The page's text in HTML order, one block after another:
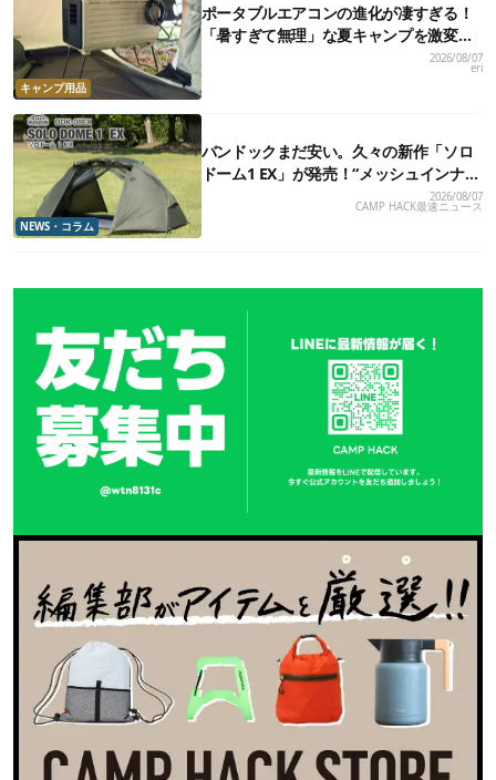
キャンプ用品
ポータブルエアコンの進化が凄すぎる！
「暑すぎて無理」な夏キャンプを激変さ
2026/08/07
eri
NEWS・コラム
バンドックまだ安い。久々の新作「ソロ
ドーム1 EX」が発売！“メッシュインナ
ー”だけでも使えるよ【防災も◎】2026/08/07
CAMP HACK最速ニュース